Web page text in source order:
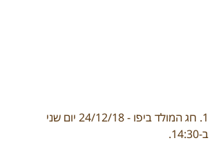
1. חג המולד ביפו - 24/12/18 יום שני
ב-14:30.